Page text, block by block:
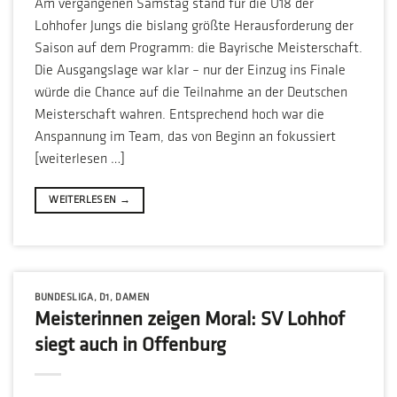
Am vergangenen Samstag stand für die U18 der
Lohhofer Jungs die bislang größte Herausforderung der
Saison auf dem Programm: die Bayrische Meisterschaft.
Die Ausgangslage war klar – nur der Einzug ins Finale
würde die Chance auf die Teilnahme an der Deutschen
Meisterschaft wahren. Entsprechend hoch war die
Anspannung im Team, das von Beginn an fokussiert
[weiterlesen …]
WEITERLESEN →
BUNDESLIGA, D1 , DAMEN
Meisterinnen zeigen Moral: SV Lohhof
siegt auch in Offenburg